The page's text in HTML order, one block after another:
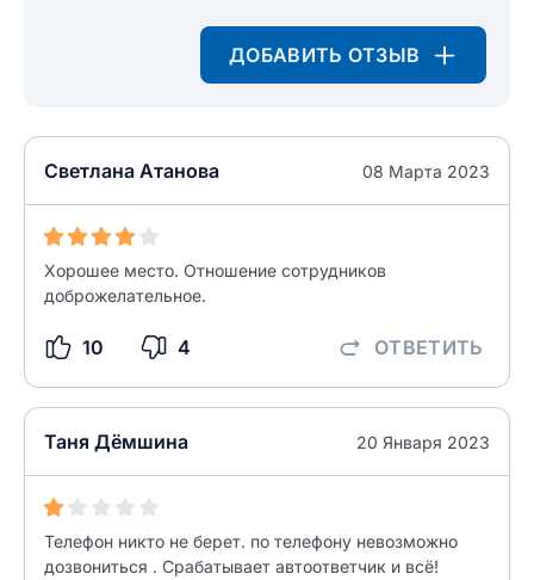
ДОБАВИТЬ ОТЗЫВ
Светлана Атанова 08 Марта 2023
Хорошее место. Отношение сотрудников
доброжелательное.
10 4 ОТВЕТИТЬ
Таня Дёмшина 20 Января 2023
Телефон никто не берет. по телефону невозможно
дозвониться . Срабатывает автоответчик и всё!
Как вы оцените судебный участок?
разрешить публикацию отзыва
ОСТАВИТЬ ОТЗЫВ
ОСТАВИТЬ ОТЗЫВ